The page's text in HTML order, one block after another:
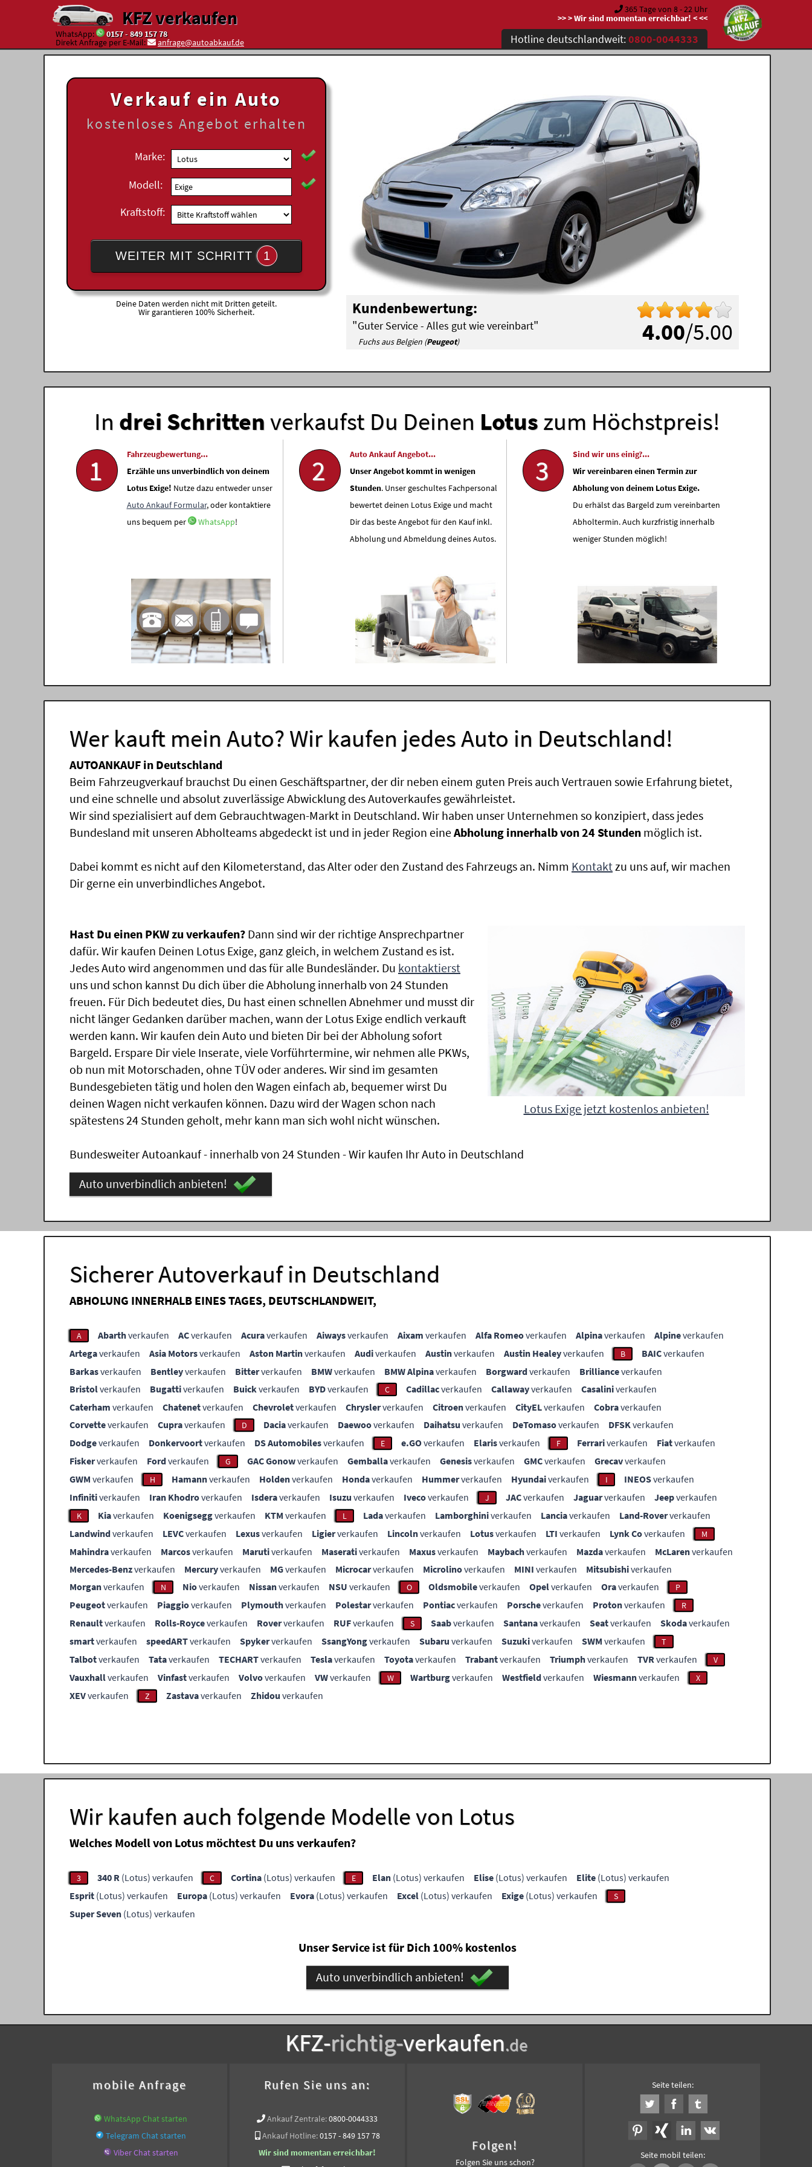
KFZ verkaufen
WhatsApp: 0157 - 849 157 78
Direkt Anfrage per E-Mail: anfrage@autoabkauf.de
365 Tage von 8 - 22 Uhr
>> > Wir sind momentan erreichbar! < <<
Hotline deutschlandweit:0800-0044333
Verkauf ein Auto
kostenloses Angebot erhalten
Marke:
Modell:
Kraftstoff:
WEITER MIT SCHRITT 1
Deine Daten werden nicht mit Dritten geteilt.
Wir garantieren 100% Sicherheit.
4.00/5.00
Kundenbewertung:
"Guter Service - Alles gut wie vereinbart"
Fuchs aus Belgien (Peugeot)
In drei Schrittenverkaufst Du Deinen Lotuszum Höchstpreis!
1
Fahrzeugbewertung...
Erzähle uns unverbindlich von deinem
Lotus Exige! Nutze dazu entweder unser
Auto Ankauf Formular, oder kontaktiere
uns bequem per
WhatsApp!
2
Auto Ankauf Angebot...
Unser Angebot kommt in wenigen
Stunden. Unser geschultes Fachpersonal
bewertet deinen Lotus Exige und macht
Dir das beste Angebot für den Kauf inkl.
Abholung und Abmeldung deines Autos.
3
Sind wir uns einig?...
Wir vereinbaren einen Termin zur
Abholung von deinem Lotus Exige.
Du erhälst das Bargeld zum vereinbarten
Abholtermin. Auch kurzfristig innerhalb
weniger Stunden möglich!
Wer kauft mein Auto? Wir kaufen jedes Auto in Deutschland!
AUTOANKAUF in Deutschland
Beim Fahrzeugverkauf brauchst Du einen Geschäftspartner, der dir neben einem guten Preis auch Vertrauen sowie Erfahrung bietet,
und eine schnelle und absolut zuverlässige Abwicklung des Autoverkaufes gewährleistet.
Wir sind spezialisiert auf dem Gebrauchtwagen-Markt in Deutschland. Wir haben unser Unternehmen so konzipiert, dass jedes
Bundesland mit unseren Abholteams abgedeckt ist und in jeder Region eineAbholung innerhalb von 24 Stunden möglich ist.
Dabei kommt es nicht auf den Kilometerstand, das Alter oder den Zustand des Fahrzeugs an. Nimm Kontaktzu uns auf, wir machen
Dir gerne ein unverbindliches Angebot.
Lotus Exige jetzt kostenlos anbieten!
Hast Du einen PKW zu verkaufen? Dann sind wir der richtige Ansprechpartner
dafür. Wir kaufen Deinen Lotus Exige, ganz gleich, in welchem Zustand es ist.
Jedes Auto wird angenommen und das für alle Bundesländer. Du kontaktierst
uns und schon kannst Du dich über die Abholung innerhalb von 24 Stunden
freuen. Für Dich bedeutet dies, Du hast einen schnellen Abnehmer und musst dir
nicht länger Gedanken darüber machen, wann der Lotus Exige endlich verkauft
werden kann. Wir kaufen dein Auto und bieten Dir bei der Abholung sofort
Bargeld. Erspare Dir viele Inserate, viele Vorführtermine, wir nehmen alle PKWs,
ob nun mit Motorschaden, ohne TÜV oder anderes. Wir sind im gesamten
Bundesgebieten tätig und holen den Wagen einfach ab, bequemer wirst Du
deinen Wagen nicht verkaufen können. Dazu wird der Wagen schon nach
spätestens 24 Stunden geholt, mehr kann man sich wohl nicht wünschen.
Bundesweiter Autoankauf - innerhalb von 24 Stunden - Wir kaufen Ihr Auto in Deutschland
Auto unverbindlich anbieten!
Sicherer Autoverkauf in Deutschland
ABHOLUNG INNERHALB EINES TAGES, DEUTSCHLANDWEIT,
A Abarthverkaufen ACverkaufen Acuraverkaufen Aiwaysverkaufen Aixam verkaufen Alfa Romeoverkaufen Alpinaverkaufen Alpineverkaufen
Artegaverkaufen Asia Motorsverkaufen Aston Martinverkaufen Audiverkaufen Austinverkaufen Austin Healeyverkaufen B BAICverkaufen
Barkasverkaufen Bentleyverkaufen Bitterverkaufen BMWverkaufen BMW Alpinaverkaufen Borgwardverkaufen Brillianceverkaufen
Bristolverkaufen Bugattiverkaufen Buickverkaufen BYDverkaufen C Cadillacverkaufen Callawayverkaufen Casaliniverkaufen
Caterham verkaufen Chatenetverkaufen Chevroletverkaufen Chryslerverkaufen Citroenverkaufen CityELverkaufen Cobraverkaufen
Corvetteverkaufen Cupraverkaufen D Daciaverkaufen Daewooverkaufen Daihatsu verkaufen DeTomasoverkaufen DFSKverkaufen
Dodgeverkaufen Donkervoortverkaufen DS Automobilesverkaufen E e.GOverkaufen Elarisverkaufen F Ferrariverkaufen Fiatverkaufen
Fiskerverkaufen Fordverkaufen G GAC Gonowverkaufen Gemballaverkaufen Genesisverkaufen GMCverkaufen Grecavverkaufen
GWM verkaufen H Hamannverkaufen Holdenverkaufen Hondaverkaufen Hummerverkaufen Hyundaiverkaufen I INEOSverkaufen
Infinitiverkaufen Iran Khodroverkaufen Isderaverkaufen Isuzu verkaufen Ivecoverkaufen J JACverkaufen Jaguarverkaufen Jeepverkaufen
K Kiaverkaufen Koenigseggverkaufen KTM verkaufen L Ladaverkaufen Lamborghiniverkaufen Lanciaverkaufen Land-Roververkaufen
Landwindverkaufen LEVCverkaufen Lexusverkaufen Ligierverkaufen Lincolnverkaufen Lotusverkaufen LTI verkaufen Lynk Coverkaufen M
Mahindraverkaufen Marcosverkaufen Marutiverkaufen Maserativerkaufen Maxusverkaufen Maybachverkaufen Mazdaverkaufen McLarenverkaufen
Mercedes-Benzverkaufen Mercuryverkaufen MGverkaufen Microcarverkaufen Microlinoverkaufen MINI verkaufen Mitsubishiverkaufen
Morganverkaufen N Nioverkaufen Nissanverkaufen NSU verkaufen O Oldsmobileverkaufen Opelverkaufen Oraverkaufen P
Peugeotverkaufen Piaggioverkaufen Plymouthverkaufen Polestarverkaufen Pontiacverkaufen Porscheverkaufen Protonverkaufen R
Renaultverkaufen Rolls-Royceverkaufen Roververkaufen RUFverkaufen S Saabverkaufen Santanaverkaufen Seatverkaufen Skodaverkaufen
smartverkaufen speedARTverkaufen Spykerverkaufen SsangYongverkaufen Subaru verkaufen Suzukiverkaufen SWM verkaufen T
Talbotverkaufen Tataverkaufen TECHARTverkaufen Teslaverkaufen Toyotaverkaufen Trabantverkaufen Triumphverkaufen TVRverkaufen V
Vauxhallverkaufen Vinfastverkaufen Volvoverkaufen VWverkaufen W Wartburgverkaufen Westfieldverkaufen Wiesmannverkaufen X
XEVverkaufen Z Zastavaverkaufen Zhidou verkaufen
Wir kaufen auch folgende Modelle von Lotus
Welches Modell von Lotus möchtest Du uns verkaufen?
3 340 R (Lotus) verkaufen C Cortina (Lotus) verkaufen E Elan (Lotus) verkaufen Elise (Lotus) verkaufen Elite (Lotus) verkaufen
Esprit (Lotus) verkaufen Europa (Lotus) verkaufen Evora (Lotus) verkaufen Excel (Lotus) verkaufen Exige (Lotus) verkaufen S
Super Seven (Lotus) verkaufen
Unser Service ist für Dich 100% kostenlos
Auto unverbindlich anbieten!
KFZ-richtig-verkaufen.de
mobile Anfrage
WhatsApp Chat starten
Telegram Chat starten
Viber Chat starten
Rufen Sie uns an:
Ankauf Zentrale:0800-0044333
Ankauf Hotline:0157 - 849 157 78
Wir sind momentan erreichbar!
Folgen!
Folgen Sie uns schon?
Seite teilen:
Seite mobil teilen: